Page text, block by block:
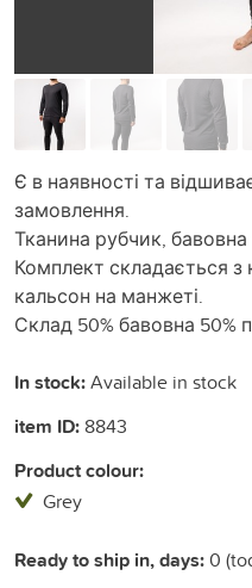
Є в наявності та
замовлення.
Тканина рубчик, бавовна
Комплект складається
кальсон на манжеті.
Склад 50% бавовна 50%
In stock:Available in stock
item ID: 8843
Product colour:
Grey
Ready to ship in, days:0